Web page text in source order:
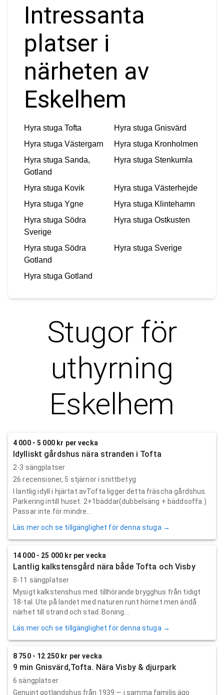
Intressanta
platser i
närheten av
Eskelhem
Hyra stuga Tofta Hyra stuga Gnisvärd
Hyra stuga Västergarn Hyra stuga Kronholmen
Hyra stuga Sanda,
Gotland
Hyra stuga Stenkumla
Hyra stuga Kovik Hyra stuga Västerhejde
Hyra stuga Ygne Hyra stuga Klintehamn
Hyra stuga Södra
Sverige
Hyra stuga Ostkusten
Hyra stuga Södra
Gotland
Hyra stuga Sverige
Hyra stuga Gotland
Stugor för
uthyrning
Eskelhem
4 000 - 5 000 kr per vecka
Idylliskt gårdshus nära stranden i Tofta
2-3 sängplatser
26 recensioner, 5 stjärnor i snittbetyg
I lantlig idyll i hjärtat avTofta ligger detta fräscha gårdshus.
Parkering intill huset. 2+1bäddar(dubbelsäng + bäddsoffa.)
Passar inte för mindre...
Läs mer och se tillgänglighet för denna stuga →
14 000 - 25 000 kr per vecka
Lantlig kalkstensgård nära både Tofta och Visby
8-11 sängplatser
Mysigt kalkstenshus med tillhörande brygghus från tidigt
18-tal. Ute på landet med naturen runt hörnet men ändå
närhet till strand och stad. Boning...
Läs mer och se tillgänglighet för denna stuga →
8 750 - 12 250 kr per vecka
9 min Gnisvärd,Tofta. Nära Visby & djurpark
6 sängplatser
Genuint gotlandshus från 1939 — i samma familjs ägo